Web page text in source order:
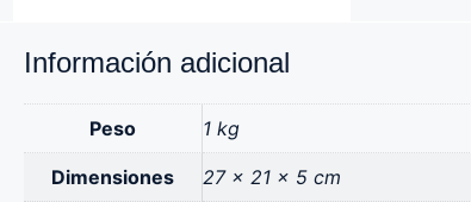
Información adicional
Peso 1 kg
Dimensiones 27 × 21 × 5 cm